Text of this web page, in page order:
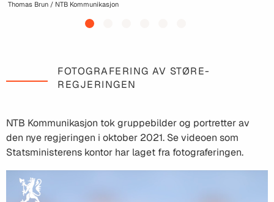
Thomas Brun / NTB Kommunikasjon
FOTOGRAFERING AV STØRE-
REGJERINGEN
NTB Kommunikasjon tok gruppebilder og portretter av
den nye regjeringen i oktober 2021. Se videoen som
Statsministerens kontor har laget fra fotograferingen.